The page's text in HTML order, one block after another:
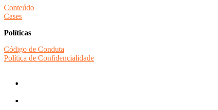
Conteúdo
Cases
Políticas
Código de Conduta
Política de Confidencialidade